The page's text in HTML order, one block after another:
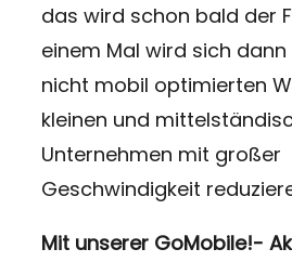
das wird schon bald der
einem Mal wird sich dann
nicht mobil optimierten
kleinen und
Unternehmen mit großer
Geschwindigkeit
Mit unserer GoMobile!-